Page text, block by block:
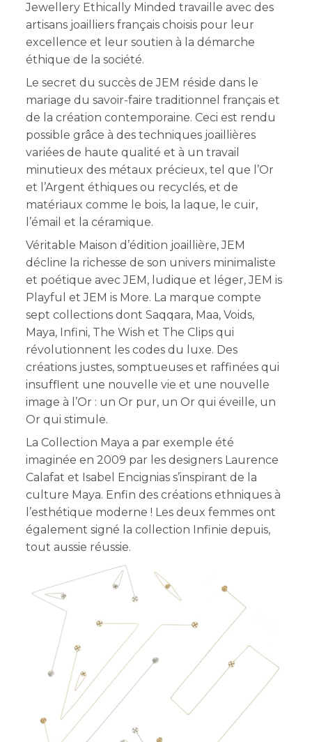
Jewellery Ethically Minded travaille avec des
artisans joailliers français choisis pour leur
excellence et leur soutien à la démarche
éthique de la société.
Le secret du succès de JEM réside dans le
mariage du savoir-faire traditionnel français et
de la création contemporaine. Ceci est rendu
possible grâce à des techniques joaillières
variées de haute qualité et à un travail
minutieux des métaux précieux, tel que l’Or
et l’Argent éthiques ou recyclés, et de
matériaux comme le bois, la laque, le cuir,
l’émail et la céramique.
Véritable Maison d’édition joaillière, JEM
décline la richesse de son univers minimaliste
et poétique avec JEM, ludique et léger, JEM is
Playful et JEM is More. La marque compte
sept collections dont Saqqara, Maa, Voids,
Maya, Infini, The Wish et The Clips qui
révolutionnent les codes du luxe. Des
créations justes, somptueuses et raffinées qui
insufflent une nouvelle vie et une nouvelle
image à l’Or : un Or pur, un Or qui éveille, un
Or qui stimule.
La Collection Maya a par exemple été
imaginée en 2009 par les designers Laurence
Calafat et Isabel Encignias s’inspirant de la
culture Maya. Enfin des créations ethniques à
l’esthétique moderne ! Les deux femmes ont
également signé la collection Infinie depuis,
tout aussie réussie.